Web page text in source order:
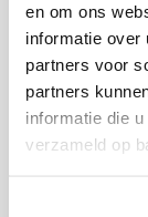
en om ons
informatie over
partners voor
partners
informatie die
verzameld op
+31 23 205
info@bruut.nl
Contact
Open 11:00 -